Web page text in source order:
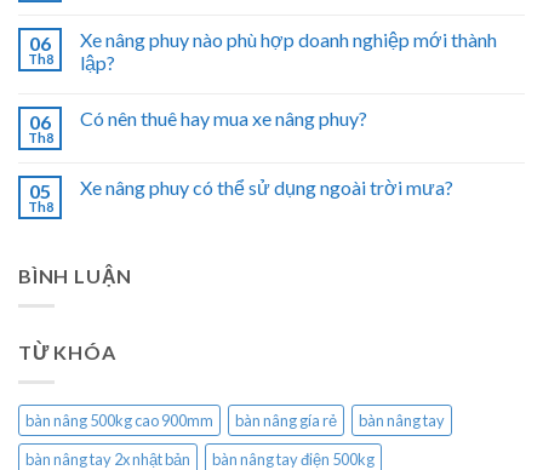
06
Th8
Xe nâng phuy nào phù hợp doanh nghiệp mới thành
lập?
06
Th8
Có nên thuê hay mua xe nâng phuy?
05
Th8
Xe nâng phuy có thể sử dụng ngoài trời mưa?
BÌNH LUẬN
TỪ KHÓA
bàn nâng 500kg cao 900mm bàn nâng gía rẻ
bàn nâng tay
bàn nâng tay 2x nhật bản
bàn nâng tay điện 500kg